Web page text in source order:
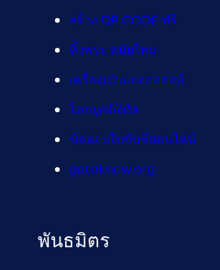
สร้าง QR CODE ฟรี
หิ้งพระ สมัยใหม่
เครื่องเป่าแอลกอฮอล์
โลกยุคดิจิทัล
ข้อสอบใบขับขี่ออนไลน์
gotoknow.org
พันธมิตร